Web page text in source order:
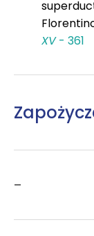
XV- 361
–